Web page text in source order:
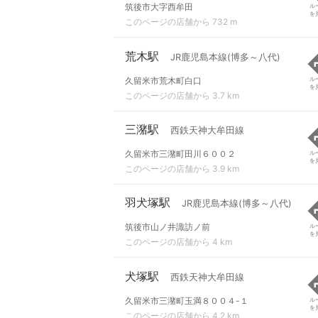
筑後市大字西牟田
このページの店舗から 732 m
ル
を
荒木駅 JR鹿児島本線(博多～八代)
久留米市荒木町白口
このページの店舗から 3.7 km
ル
を
三潴駅 西鉄天神大牟田線
久留米市三潴町田川６００２
このページの店舗から 3.9 km
ル
を
羽犬塚駅 JR鹿児島本線(博多～八代)
筑後市山ノ井諏訪ノ前
このページの店舗から 4 km
ル
を
犬塚駅 西鉄天神大牟田線
久留米市三潴町玉満８００４-１
このページの店舗から 4.2 km
ル
を